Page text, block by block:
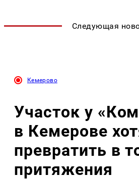
Следующая
Кемерово
Участок у
в Кемерове
превратить в
притяжения